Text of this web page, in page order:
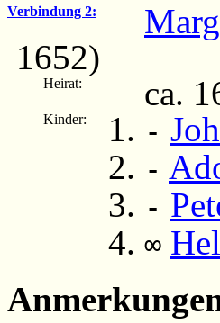
Verbindung 2:
1652)
Heirat: ca.
Kinder: -
-
-
∞